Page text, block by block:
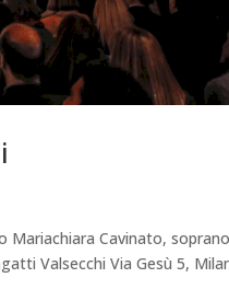
Mariachiara Cavinato,
Valsecchi Via Gesù 5,